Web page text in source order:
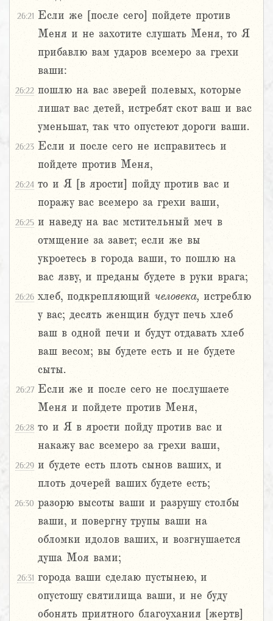
26:21 Если же [после сего] пойдете против
Меня и не захотите слушать Меня, то Я
прибавлю вам ударов всемеро за грехи
ваши:
26:22 пошлю на вас зверей полевых, которые
лишат вас детей, истребят скот ваш и вас
уменьшат, так что опустеют дороги ваши.
26:23 Если и после сего не исправитесь и
пойдете против Меня,
26:24 то и Я [в ярости] пойду против вас и
поражу вас всемеро за грехи ваши,
26:25 и наведу на вас мстительный меч в
отмщение за завет; если же вы
укроетесь в города ваши, то пошлю на
вас язву, и преданы будете в руки врага;
26:26 хлеб, подкрепляющий человека, истреблю
у вас; десять женщин будут печь хлеб
ваш в одной печи и будут отдавать хлеб
ваш весом; вы будете есть и не будете
сыты.
26:27 Если же и после сего не послушаете
Меня и пойдете против Меня,
26:28 то и Я в ярости пойду против вас и
накажу вас всемеро за грехи ваши,
26:29 и будете есть плоть сынов ваших, и
плоть дочерей ваших будете есть;
26:30 разорю высоты ваши и разрушу столбы
ваши, и повергну трупы ваши на
обломки идолов ваших, и возгнушается
душа Моя вами;
26:31 города ваши сделаю пустынею, и
опустошу святилища ваши, и не буду
обонять приятного благоухания [жертв]